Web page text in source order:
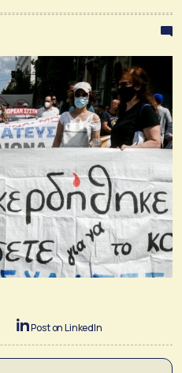
Post on LinkedIn